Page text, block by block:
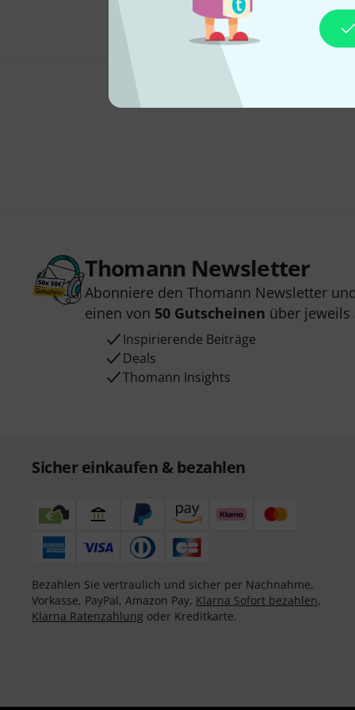
Thomann Newsletter
Abonniere den Thomann Newsletter
einen von 50 Gutscheinen über jeweils
Inspirierende Beiträge
Deals
Thomann Insights
Sicher einkaufen & bezahlen
Bezahlen Sie vertraulich und sicher per Nachnahme,
Vorkasse, PayPal, Amazon Pay, Klarna Sofort bezahlen,
Klarna Ratenzahlung oder Kreditkarte.